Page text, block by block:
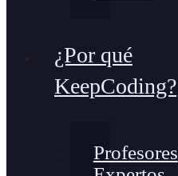
¿Por qué
KeepCoding?
Profesores